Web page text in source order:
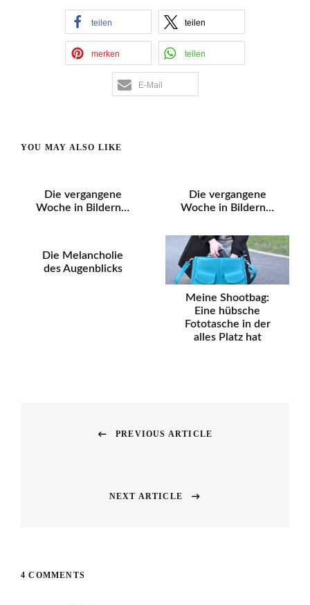
teilen teilen
merken teilen
E-Mail
YOU MAY ALSO LIKE
Die vergangene
Woche in Bildern…
Die vergangene
Woche in Bildern…
Die Melancholie
des Augenblicks
Meine Shootbag:
Eine hübsche
Fototasche in der
alles Platz hat
PREVIOUS ARTICLE
NEXT ARTICLE
4 COMMENTS